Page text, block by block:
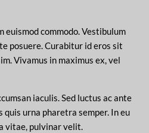
commodo. Vestibulum
posuere. Curabitur id eros sit
Vivamus in maximus ex, vel
iaculis. Sed luctus ac ante
quis urna pharetra semper. In eu
vitae, pulvinar velit.